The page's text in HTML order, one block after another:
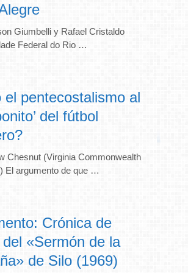
Giumbelli y Rafael Cristaldo
Federal do Rio …
el pentecostalismo al
del fútbol
Chesnut (Virginia Commonwealth
El argumento de que …
Crónica de
«Sermón de la
de Silo (1969)